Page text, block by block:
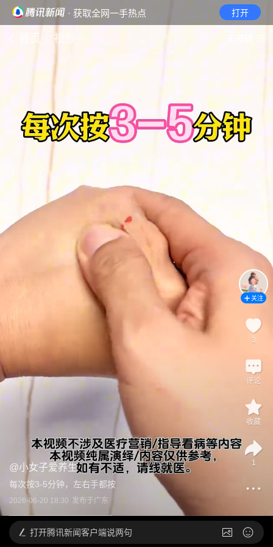
· 获取全网一手热点 打开
首页 视频 无障碍
@小女子爱养生
每次按3-5分钟，左右手都按
2026-06-20 18:30 发布于广东
关注
3
评论
收藏
1
打开腾讯新闻客户端说两句